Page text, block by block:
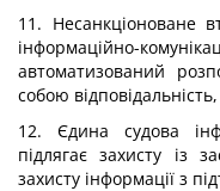
11. Несанкціоноване
інформаційно-
автоматизований
собою
12. Єдина судова
підлягає захисту із
захисту інформації з